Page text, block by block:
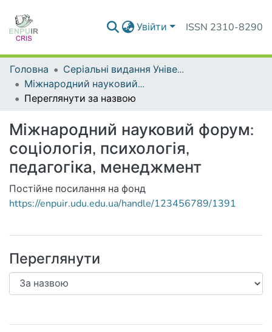
Увійти ISSN 2310-8290
Головна
Серіальні видання Університету
Міжнародний науковий форум: соціологія, психологія, педагогіка, менеджмент
Переглянути за назвою
Міжнародний науковий форум:
соціологія, психологія,
педагогіка, менеджмент
Постійне посилання на фонд
https://enpuir.udu.edu.ua/handle/123456789/1391
Переглянути